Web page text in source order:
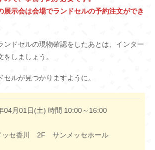
展示会は会場でランドセルの予約注文ができ
ンドセルの現物確認をしたあとは、インター
しましょう。
セルが見つかりますように。
04月01日(土) 時間 10:00～16:00
ッセ香川 2F サンメッセホール